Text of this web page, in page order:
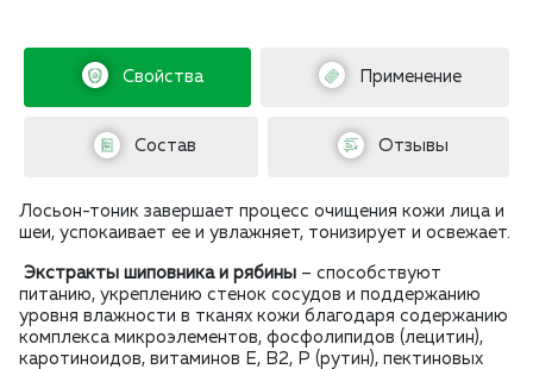
Свойства Применение
Состав Отзывы
Лосьон-­тоник завершает процесс очищения кожи лица и
шеи, успокаивает ее и увлажняет, тонизирует и освежает.
Экстракты шиповника и рябины – способствуют
питанию, укреплению стенок сосудов и поддержанию
уровня влажности в тканях кожи благодаря содержанию
комплекса микроэлементов, фосфолипидов (лецитин),
каротиноидов, витаминов Е, В2, Р (рутин), пектиновых